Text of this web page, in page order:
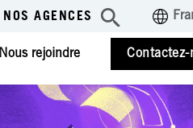
NOS AGENCES
Nous rejoindre Contactez-